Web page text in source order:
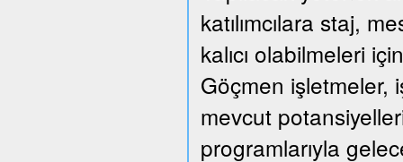
katılımcılara staj,
kalıcı olabilmeleri
Göçmen işletmeler,
mevcut
programlarıyla